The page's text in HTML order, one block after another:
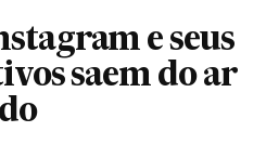
e seus
saem do ar